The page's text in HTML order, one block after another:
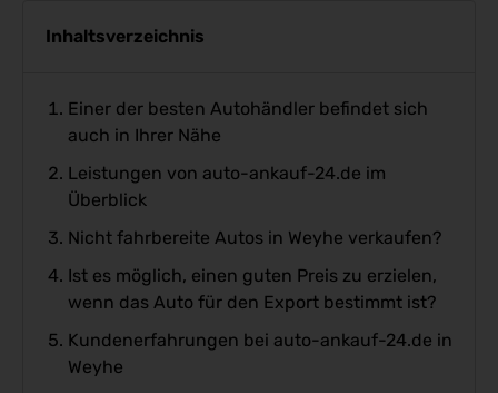
Inhaltsverzeichnis
Einer der besten Autohändler befindet sich
auch in Ihrer Nähe
Leistungen von auto-ankauf-24.de im
Überblick
Nicht fahrbereite Autos in Weyhe verkaufen?
Ist es möglich, einen guten Preis zu erzielen,
wenn das Auto für den Export bestimmt ist?
Kundenerfahrungen bei auto-ankauf-24.de in
Weyhe